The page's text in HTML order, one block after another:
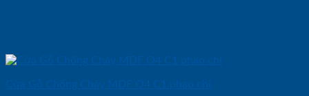
Cửa Gỗ Chống Cháy MDF O4 C1 phao chi